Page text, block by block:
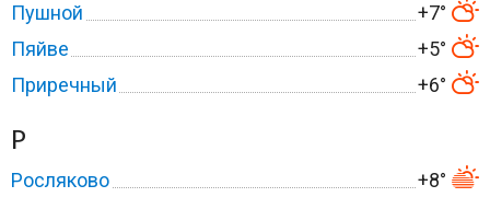
Пушной
+7°
Пяйве
+5°
Приречный
+6°
Р
Росляково
+8°